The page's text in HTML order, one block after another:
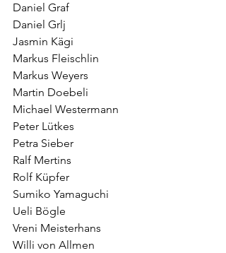
Daniel Graf
Daniel Grlj
Jasmin Kägi
Markus Fleischlin
Markus Weyers
Martin Doebeli
Michael Westermann
Peter Lütkes
Petra Sieber
Ralf Mertins
Rolf Küpfer
Sumiko Yamaguchi
Ueli Bögle
Vreni Meisterhans
Willi von Allmen